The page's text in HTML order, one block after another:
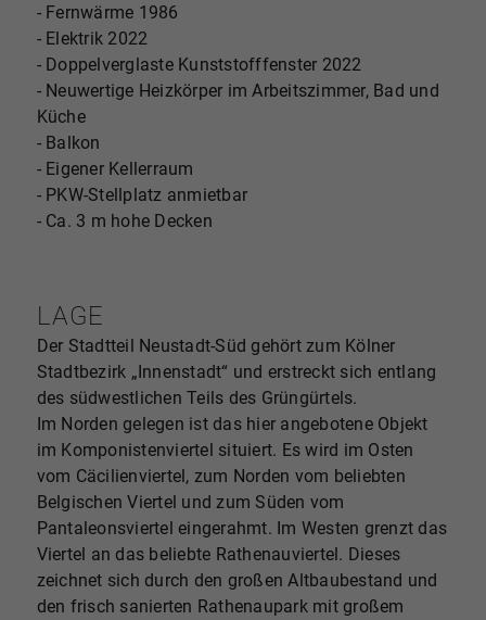
- Fernwärme 1986
- Elektrik 2022
- Doppelverglaste Kunststofffenster 2022
- Neuwertige Heizkörper im Arbeitszimmer, Bad und
Küche
- Balkon
- Eigener Kellerraum
- PKW-Stellplatz anmietbar
- Ca. 3 m hohe Decken
LAGE
Der Stadtteil Neustadt-Süd gehört zum Kölner
Stadtbezirk „Innenstadt“ und erstreckt sich entlang
des südwestlichen Teils des Grüngürtels.
Im Norden gelegen ist das hier angebotene Objekt
im Komponistenviertel situiert. Es wird im Osten
vom Cäcilienviertel, zum Norden vom beliebten
Belgischen Viertel und zum Süden vom
Pantaleonsviertel eingerahmt. Im Westen grenzt das
Viertel an das beliebte Rathenauviertel. Dieses
zeichnet sich durch den großen Altbaubestand und
den frisch sanierten Rathenaupark mit großem